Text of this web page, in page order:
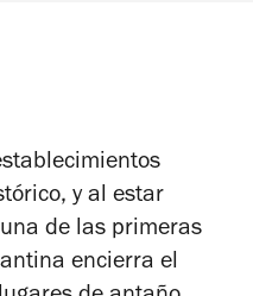
y al estar
de las primeras
encierra el